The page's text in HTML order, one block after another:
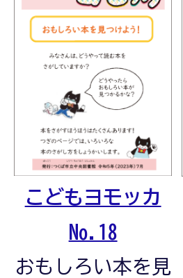
こどもヨモッカ
No.18
おもしろい本を見